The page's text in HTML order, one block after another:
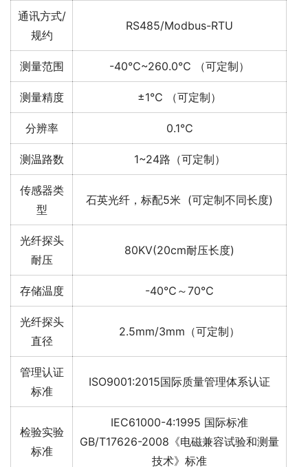
通讯方式/
规约
RS485/Modbus-RTU
测量范围 -40℃~260.0℃ （可定制）
测量精度 ±1℃ （可定制）
分辨率 0.1℃
测温路数 1~24路（可定制）
传感器类
型
石英光纤，标配5米 (可定制不同长度)
光纤探头
耐压
80KV(20cm耐压长度)
存储温度 -40℃～70℃
光纤探头
直径
2.5mm/3mm（可定制）
管理认证
标准
ISO9001:2015国际质量管理体系认证
检验实验
标准
IEC61000-4:1995 国际标准
GB/T17626-2008《电磁兼容试验和测量
技术》标准